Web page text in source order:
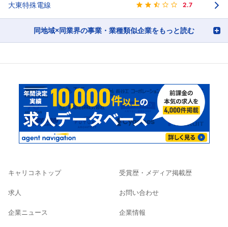
大東特殊電線 2.7
同地域×同業界の事業・業種類似企業をもっと読む
キャリコネトップ
求人
企業ニュース
受賞歴・メディア掲載歴
お問い合わせ
企業情報